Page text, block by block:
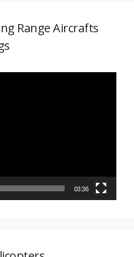
Range Aircrafts
03:36